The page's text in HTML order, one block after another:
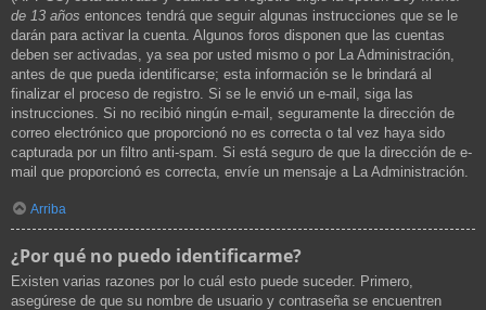
de 13 años entonces tendrá que seguir algunas instrucciones que se le
darán para activar la cuenta. Algunos foros disponen que las cuentas
deben ser activadas, ya sea por usted mismo o por La Administración,
antes de que pueda identificarse; esta información se le brindará al
finalizar el proceso de registro. Si se le envió un e-mail, siga las
instrucciones. Si no recibió ningún e-mail, seguramente la dirección de
correo electrónico que proporcionó no es correcta o tal vez haya sido
capturada por un filtro anti-spam. Si está seguro de que la dirección de e-
mail que proporcionó es correcta, envíe un mensaje a La Administración.
Arriba
¿Por qué no puedo identificarme?
Existen varias razones por lo cuál esto puede suceder. Primero,
asegúrese de que su nombre de usuario y contraseña se encuentren